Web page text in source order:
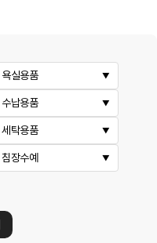
욕실용품
수납용품
세탁용품
침장수예